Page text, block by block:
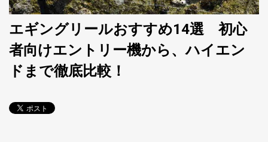
エギングリールおすすめ14選 初心
者向けエントリー機から、ハイエン
ドまで徹底比較！
No.1
ン
グ
HOT
釣具
NEWS
探
す・